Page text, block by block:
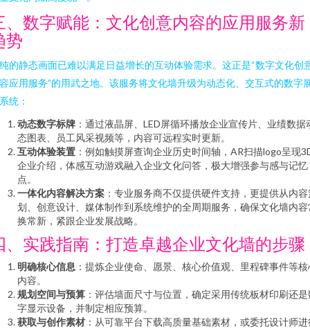
、数字赋能：文化创意内容的应用服务新
势
的静态画面已难以满足日益增长的互动体验需求。这正是“数字文化创
应用服务”的用武之地。该服务将文化墙升级为动态化、交互式的数字
统：
动态数字标牌 ：通过液晶屏、LED屏循环播放企业宣传片、业绩数据
态图表、员工风采视频等，内容可远程实时更新。
互动体验装置 ：例如触摸屏查询企业历史时间轴，AR扫描logo呈现
企业介绍，体感互动游戏融入企业文化问答，极大增强参与感与记忆
点。
一体化内容解决方案 ：专业服务商不仅提供硬件支持，更提供从内
划、创意设计、媒体制作到系统维护的全周期服务，确保文化墙内容
换常新，紧跟企业发展战略。
、实践指南：打造卓越企业文化墙的步骤
明确核心信息 ：提炼企业使命、愿景、核心价值观、里程碑事件等核
内容。
规划空间与预算 ：评估墙面尺寸与位置，确定采用传统板材印刷还是
字显示设备，并制定相应预算。
获取与创作素材 ：从可靠平台下载高质量基础素材，或委托设计师进